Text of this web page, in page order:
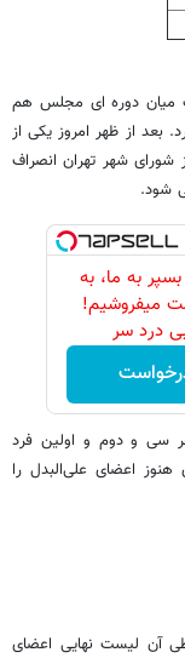
میان دوره ای مجلس هم
بعد از ظهر امروز یکی از
شورای شهر تهران انصراف
شود.
به ما، به
میفروشیم!
درد سر
سی و دوم و اولین فرد
اعضای علی‌البدل را
آن لیست نهایی اعضای